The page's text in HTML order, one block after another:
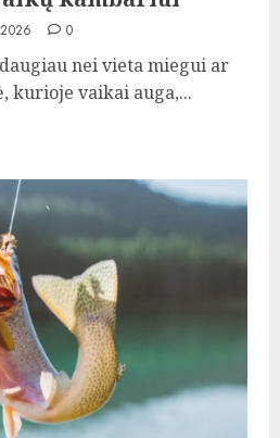
0
nei vieta miegui ar
kurioje vaikai auga,...